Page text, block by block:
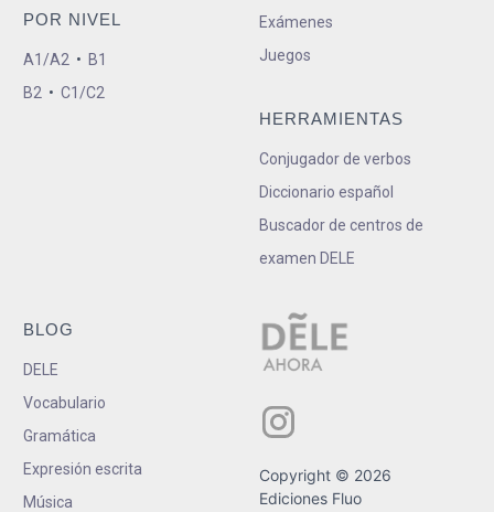
POR NIVEL
A1/A2 • B1
B2 • C1/C2
Exámenes
Juegos
HERRAMIENTAS
Conjugador de verbos
Diccionario español
Buscador de centros de
examen DELE
BLOG
DELE
Vocabulario
Gramática
Expresión escrita
Música
Copyright © 2026
Ediciones Fluo